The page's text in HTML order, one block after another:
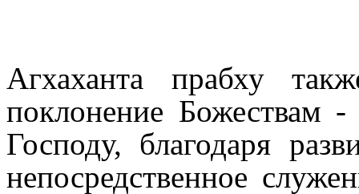
Агхаханта прабху
поклонение Божествам
Господу, благодаря
непосредственное